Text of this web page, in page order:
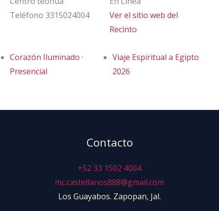
Ver el sitio web del
Recinto
Teléfono 3315024004
Corazón Iluminado ·
Presencial
Viaje Espiritual a Egipto
2026
Contacto
+52 33 1502 4004
mc.castellanos888@gmail.com
Los Guayabos. Zapopan, Jal.